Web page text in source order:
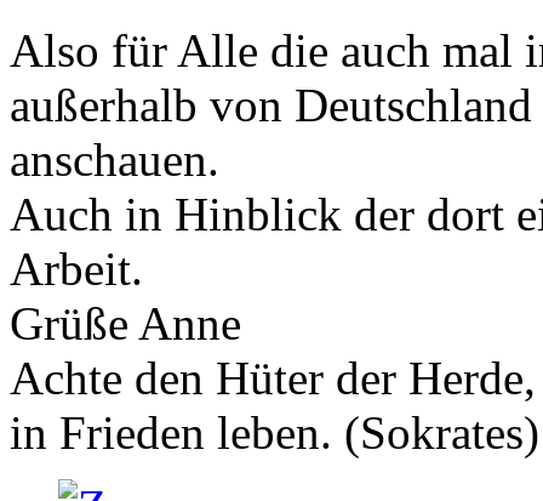
Also für Alle die auch mal
außerhalb von
anschauen.
Auch in Hinblick der dort
Arbeit.
Grüße Anne
Achte den Hüter der
in Frieden leben. (Sokrates)